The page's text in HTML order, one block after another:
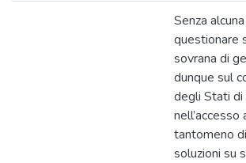
Senza
questionare
sovrana di
dunque sul
degli Stati di
tantomeno
soluzioni su